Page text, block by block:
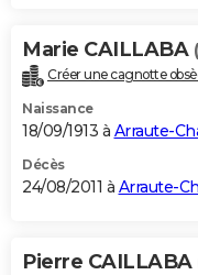
Marie CAILLABA
Créer une cagnotte
Naissance
18/09/1913 à Arraute-
Décès
24/08/2011 à Arraute-
Pierre CAILLABA